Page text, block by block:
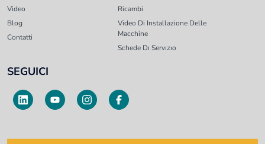
Video
Blog
Contatti
Ricambi
Video Di Installazione Delle
Macchine
Schede Dı Servızıo
SEGUICI